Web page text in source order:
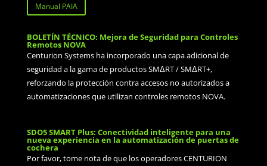
Manual PAIA
BOLETÍN TÉCNICO: Mejora de Seguridad para Controles
Remotos NOVA
Centurion Systems ha incorporado una capa adicional de
seguridad a la gama de productos SMΔRT / SMΔRT+,
reforzando la protección contra accesos no autorizados a
automatizaciones que utilizan controles remotos NOVA.
SDO5 SMART Plus: Conectividad inteligente para una
nueva experiencia en la automatización de puertas de
cochera
Por favor, tome nota de que los operadores CENTURION